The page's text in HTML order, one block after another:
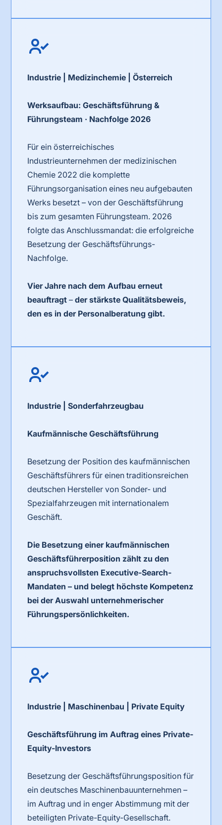
Industrie | Medizinchemie | Österreich
Werksaufbau: Geschäftsführung &
Führungsteam · Nachfolge 2026
Für ein österreichisches
Industrieunternehmen der medizinischen
Chemie 2022 die komplette
Führungsorganisation eines neu aufgebauten
Werks besetzt – von der Geschäftsführung
bis zum gesamten Führungsteam. 2026
folgte das Anschlussmandat: die erfolgreiche
Besetzung der Geschäftsführungs-
Nachfolge.
Vier Jahre nach dem Aufbau erneut
beauftragt–der stärkste Qualitätsbeweis,
den es in der Personalberatung gibt.
Industrie | Sonderfahrzeugbau
Kaufmännische Geschäftsführung
Besetzung der Position des kaufmännischen
Geschäftsführers für einen traditionsreichen
deutschen Hersteller von Sonder- und
Spezialfahrzeugen mit internationalem
Geschäft.
Die Besetzung einer kaufmännischen
Geschäftsführerposition zählt zu den
anspruchsvollsten Executive-Search-
Mandaten – und belegt höchste Kompetenz
bei der Auswahl unternehmerischer
Führungspersönlichkeiten.
Industrie | Maschinenbau | Private Equity
Geschäftsführung im Auftrag eines Private-
Equity-Investors
Besetzung der Geschäftsführungsposition für
ein deutsches Maschinenbauunternehmen –
im Auftrag und in enger Abstimmung mit der
beteiligten Private-Equity-Gesellschaft.